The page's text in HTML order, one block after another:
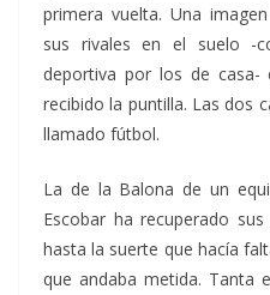
primera vuelta. Una
sus rivales en el suelo -
deportiva por los de casa-
recibido la puntilla. Las dos
llamado fútbol.
La de la Balona de un
Escobar ha recuperado
hasta la suerte que hacía
que andaba metida. Tanta